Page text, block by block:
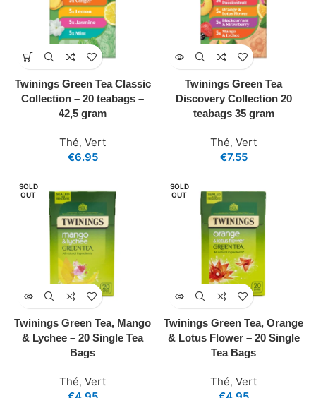
Twinings Green Tea Classic
Collection – 20 teabags –
42,5 gram
Thé, Vert
€6.95
Twinings Green Tea
Discovery Collection 20
teabags 35 gram
Thé, Vert
€7.55
SOLD
OUT
Twinings Green Tea, Mango
& Lychee – 20 Single Tea
Bags
Thé, Vert
SOLD
OUT
Twinings Green Tea, Orange
& Lotus Flower – 20 Single
Tea Bags
Thé, Vert